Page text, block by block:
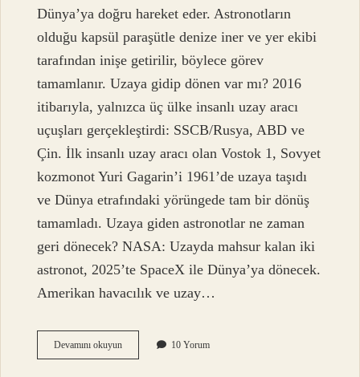
Dünya’ya doğru hareket eder. Astronotların
olduğu kapsül paraşütle denize iner ve yer ekibi
tarafından inişe getirilir, böylece görev
tamamlanır. Uzaya gidip dönen var mı? 2016
itibarıyla, yalnızca üç ülke insanlı uzay aracı
uçuşları gerçekleştirdi: SSCB/Rusya, ABD ve
Çin. İlk insanlı uzay aracı olan Vostok 1, Sovyet
kozmonot Yuri Gagarin’i 1961’de uzaya taşıdı
ve Dünya etrafındaki yörüngede tam bir dönüş
tamamladı. Uzaya giden astronotlar ne zaman
geri dönecek? NASA: Uzayda mahsur kalan iki
astronot, 2025’te SpaceX ile Dünya’ya dönecek.
Amerikan havacılık ve uzay…
Devamını okuyunUzaya
Giden
10 Yorum